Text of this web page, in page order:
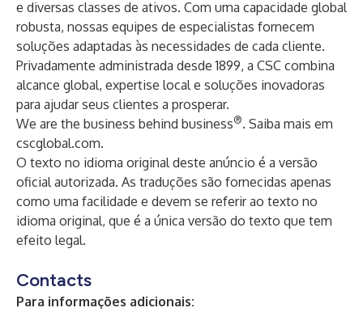
e diversas classes de ativos. Com uma capacidade global
robusta, nossas equipes de especialistas fornecem
soluções adaptadas às necessidades de cada cliente.
Privadamente administrada desde 1899, a CSC combina
alcance global, expertise local e soluções inovadoras
para ajudar seus clientes a prosperar.
We are the business behind business®. Saiba mais em
cscglobal.com.
O texto no idioma original deste anúncio é a versão
oficial autorizada. As traduções são fornecidas apenas
como uma facilidade e devem se referir ao texto no
idioma original, que é a única versão do texto que tem
efeito legal.
Contacts
Para informações adicionais: